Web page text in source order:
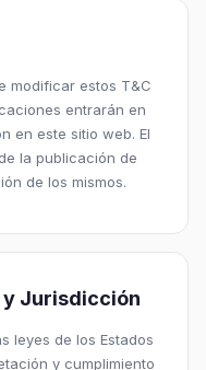
modificar estos T&C
entrarán en
en este sitio web. El
la publicación de
de los mismos.
y Jurisdicción
leyes de los Estados
y cumplimiento